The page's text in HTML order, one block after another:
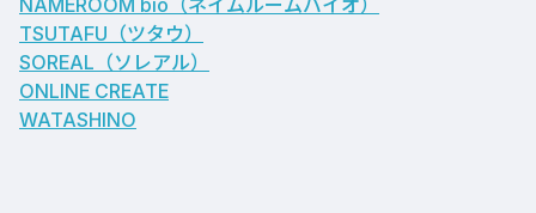
NAMEROOM bio （ネイムルームバイオ）
TSUTAFU（ツタウ）
SOREAL（ソレアル）
ONLINE CREATE
WATASHINO